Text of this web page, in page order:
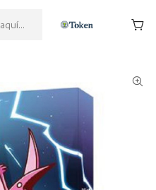
para 5 y 6 dinosaurios